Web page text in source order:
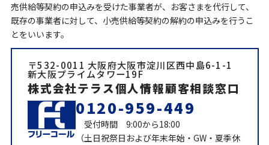
売供給等契約の申込みを受けた事業者が、お客さまを代行して、
既存の事業者に対して、小売供給等契約の解約の申込みを行うこ
とをいいます。
〒532-0011 大阪府大阪市淀川区西中島6-1-1
新大阪プライムタワー19F
株式会社テラス個人情報顧客相談窓口
0120-959-449
受付時間 9:00から18:00
（土日祝祭日および年末年始・GW・夏季休